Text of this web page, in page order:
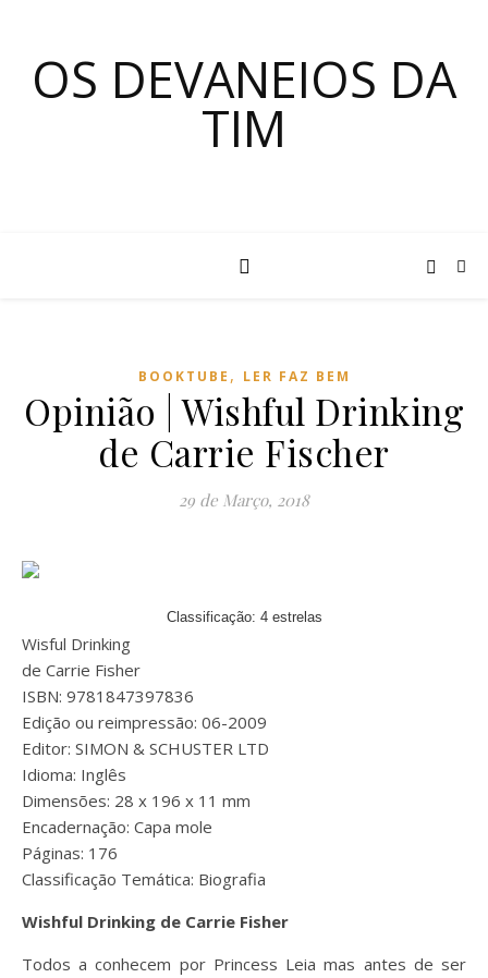
OS DEVANEIOS DA
TIM
BOOKTUBE , LER FAZ BEM
Opinião | Wishful Drinking
de Carrie Fischer
29 de Março, 2018
Classificação: 4 estrelas
Wisful Drinking
de Carrie Fisher
ISBN: 9781847397836
Edição ou reimpressão: 06-2009
Editor: SIMON & SCHUSTER LTD
Idioma: Inglês
Dimensões: 28 x 196 x 11 mm
Encadernação: Capa mole
Páginas: 176
Classificação Temática: Biografia
Wishful Drinking de Carrie Fisher
Todos a conhecem por Princess Leia mas antes de ser